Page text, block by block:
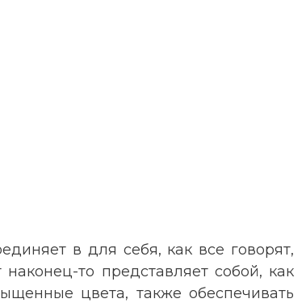
в для себя, как все говорят,
то представляет собой, как
цвета, также обеспечивать